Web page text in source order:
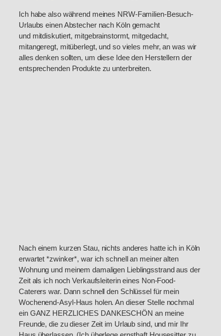
Ich habe also während meines NRW-Familien-Besuch-
Urlaubs einen Abstecher nach Köln gemacht
und mitdiskutiert, mitgebrainstormt, mitgedacht,
mitangeregt, mitüberlegt, und so vieles mehr, an was wir
alles denken sollten, um diese Idee den Herstellern der
entsprechenden Produkte zu unterbreiten.
Nach einem kurzen Stau, nichts anderes hatte ich in Köln
erwartet *zwinker*, war ich schnell an meiner alten
Wohnung und meinem damaligen Lieblingsstrand aus der
Zeit als ich noch Verkaufsleiterin eines Non-Food-
Caterers war. Dann schnell den Schlüssel für mein
Wochenend-Asyl-Haus holen. An dieser Stelle nochmal
ein GANZ HERZLICHES DANKESCHÖN an meine
Freunde, die zu dieser Zeit im Urlaub sind, und mir Ihr